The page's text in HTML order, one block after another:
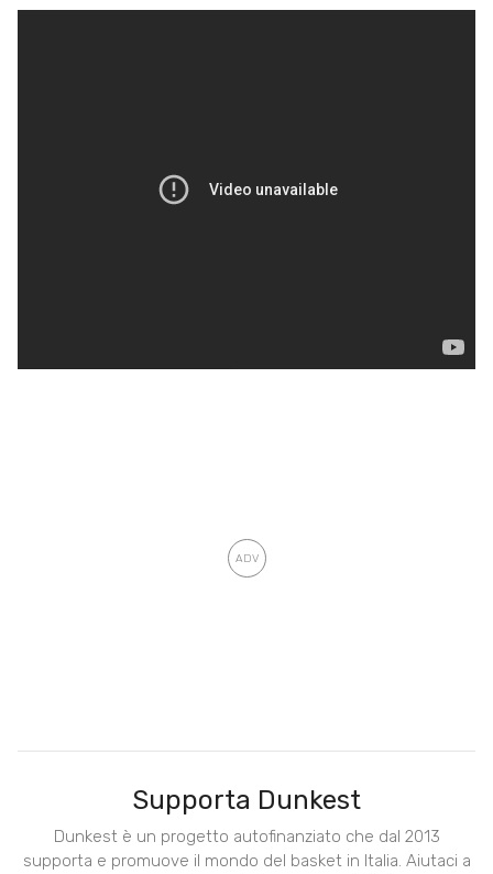
Supporta Dunkest
Dunkest è un progetto autofinanziato che dal 2013
supporta e promuove il mondo del basket in Italia. Aiutaci a